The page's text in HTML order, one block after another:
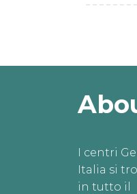
I centri
Italia si
in tutto il